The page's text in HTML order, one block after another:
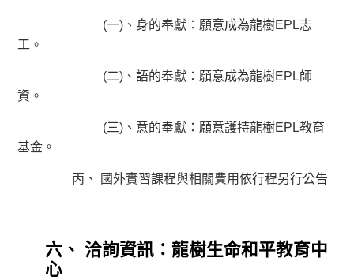
(一)、身的奉獻：願意成為龍樹EPL志
工。
(二)、語的奉獻：願意成為龍樹EPL師
資。
(三)、意的奉獻：願意護持龍樹EPL教育
基金。
丙、 國外實習課程與相關費用依行程另行公告
六、 洽詢資訊：龍樹生命和平教育中
心